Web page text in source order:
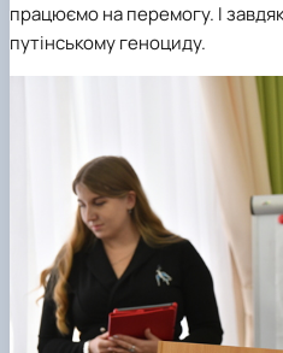
працюємо на перемогу. І
путінському геноциду.